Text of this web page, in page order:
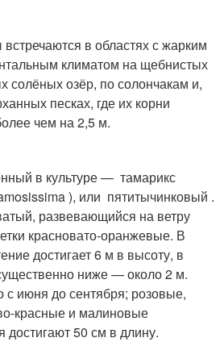
в областях с жарким
климатом на щебнистых
солёных озёр, по солончакам и,
песках, где их корни
чем на 2,5 м.
в культуре — тамарикс
), или пятитычинковый .
развевающийся на ветру
красновато-оранжевые. В
достигает 6 м в высоту, в
ниже — около 2 м.
с июня до сентября; розовые,
красные и малиновые
достигают 50 см в длину.